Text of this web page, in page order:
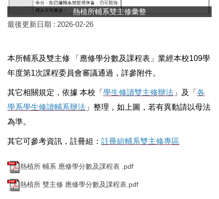
熱植所輔系雙主修彙整
最後更新日期 : 2026-02-26
本所輔系及雙主修 「應修學分數及課程表」業經本校109學
年度第1次課程委員會審議通過，詳參附件。
其它相關規定，依據 本校「 學生修讀雙主修辦法 」及「 各
學系學生修讀輔系辦法 」整理，如上圖，若有異動請以母法
為準。
其它可參考資訊，註冊組： 註冊組輔系雙主修專區
熱植所 輔系 應修學分數及課程表 .pdf
熱植所 雙主修 應修學分數及課程表.pdf